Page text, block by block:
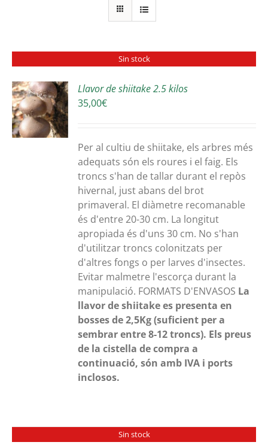
Sin stock
Llavor de shiitake 2.5 kilos
35,00€
Per al cultiu de shiitake, els arbres més
adequats són els roures i el faig. Els
troncs s'han de tallar durant el repòs
hivernal, just abans del brot
primaveral. El diàmetre recomanable
és d'entre 20-30 cm. La longitut
apropiada és d'uns 30 cm. No s'han
d'utilitzar troncs colonitzats per
d'altres fongs o per larves d'insectes.
Evitar malmetre l'escorça durant la
manipulació. FORMATS D'ENVASOS La
llavor de shiitake es presenta en
bosses de 2,5Kg (suficient per a
sembrar entre 8-12 troncs). Els preus
de la cistella de compra a
continuació, són amb IVA i ports
inclosos.
Sin stock